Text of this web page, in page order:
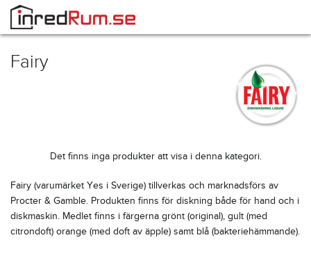
Fairy
Det finns inga produkter att visa i denna kategori.
Fairy (varumärket Yes i Sverige) tillverkas och marknadsförs av
Procter & Gamble. Produkten finns för diskning både för hand och i
diskmaskin. Medlet finns i färgerna grönt (original), gult (med
citrondoft) orange (med doft av äpple) samt blå (bakteriehämmande).